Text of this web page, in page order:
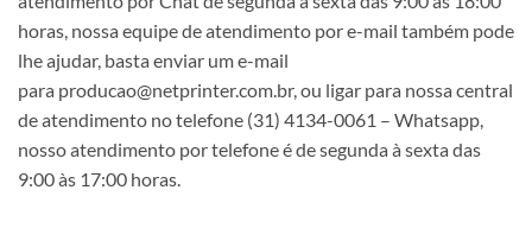
horas, nossa equipe de atendimento por e-mail também pode
lhe ajudar, basta enviar um e-mail
para producao@netprinter.com.br, ou ligar para nossa central
de atendimento no telefone (31) 4134-0061 – Whatsapp,
nosso atendimento por telefone é de segunda à sexta das
9:00 às 17:00 horas.